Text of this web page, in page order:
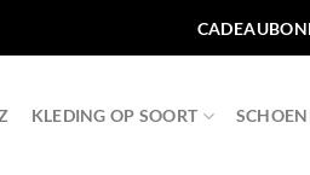
KLEDING OP SOORT